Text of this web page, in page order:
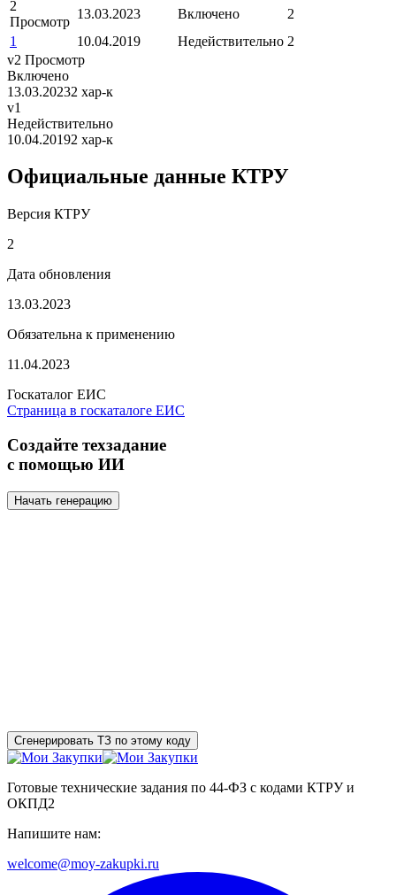
2
Просмотр
13.03.2023 Включено
2
1
10.04.2019 Недействительно 2
v2 Просмотр
Включено
13.03.20232 хар-к
v1
Недействительно
10.04.20192 хар-к
Официальные данные КТРУ
Версия КТРУ
2
Дата обновления
13.03.2023
Обязательна к применению
11.04.2023
Госкаталог ЕИС
Страница в госкаталоге ЕИС
Создайте техзадание
с помощью ИИ
Начать генерацию
Сгенерировать ТЗ по этому коду
Готовые технические задания по 44-ФЗ с кодами КТРУ и
ОКПД2
Напишите нам:
welcome@moy-zakupki.ru